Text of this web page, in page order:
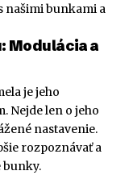
našimi bunkami a
Modulácia a
je jeho
Nejde len o jeho
nastavenie.
rozpoznávať a
bunky.